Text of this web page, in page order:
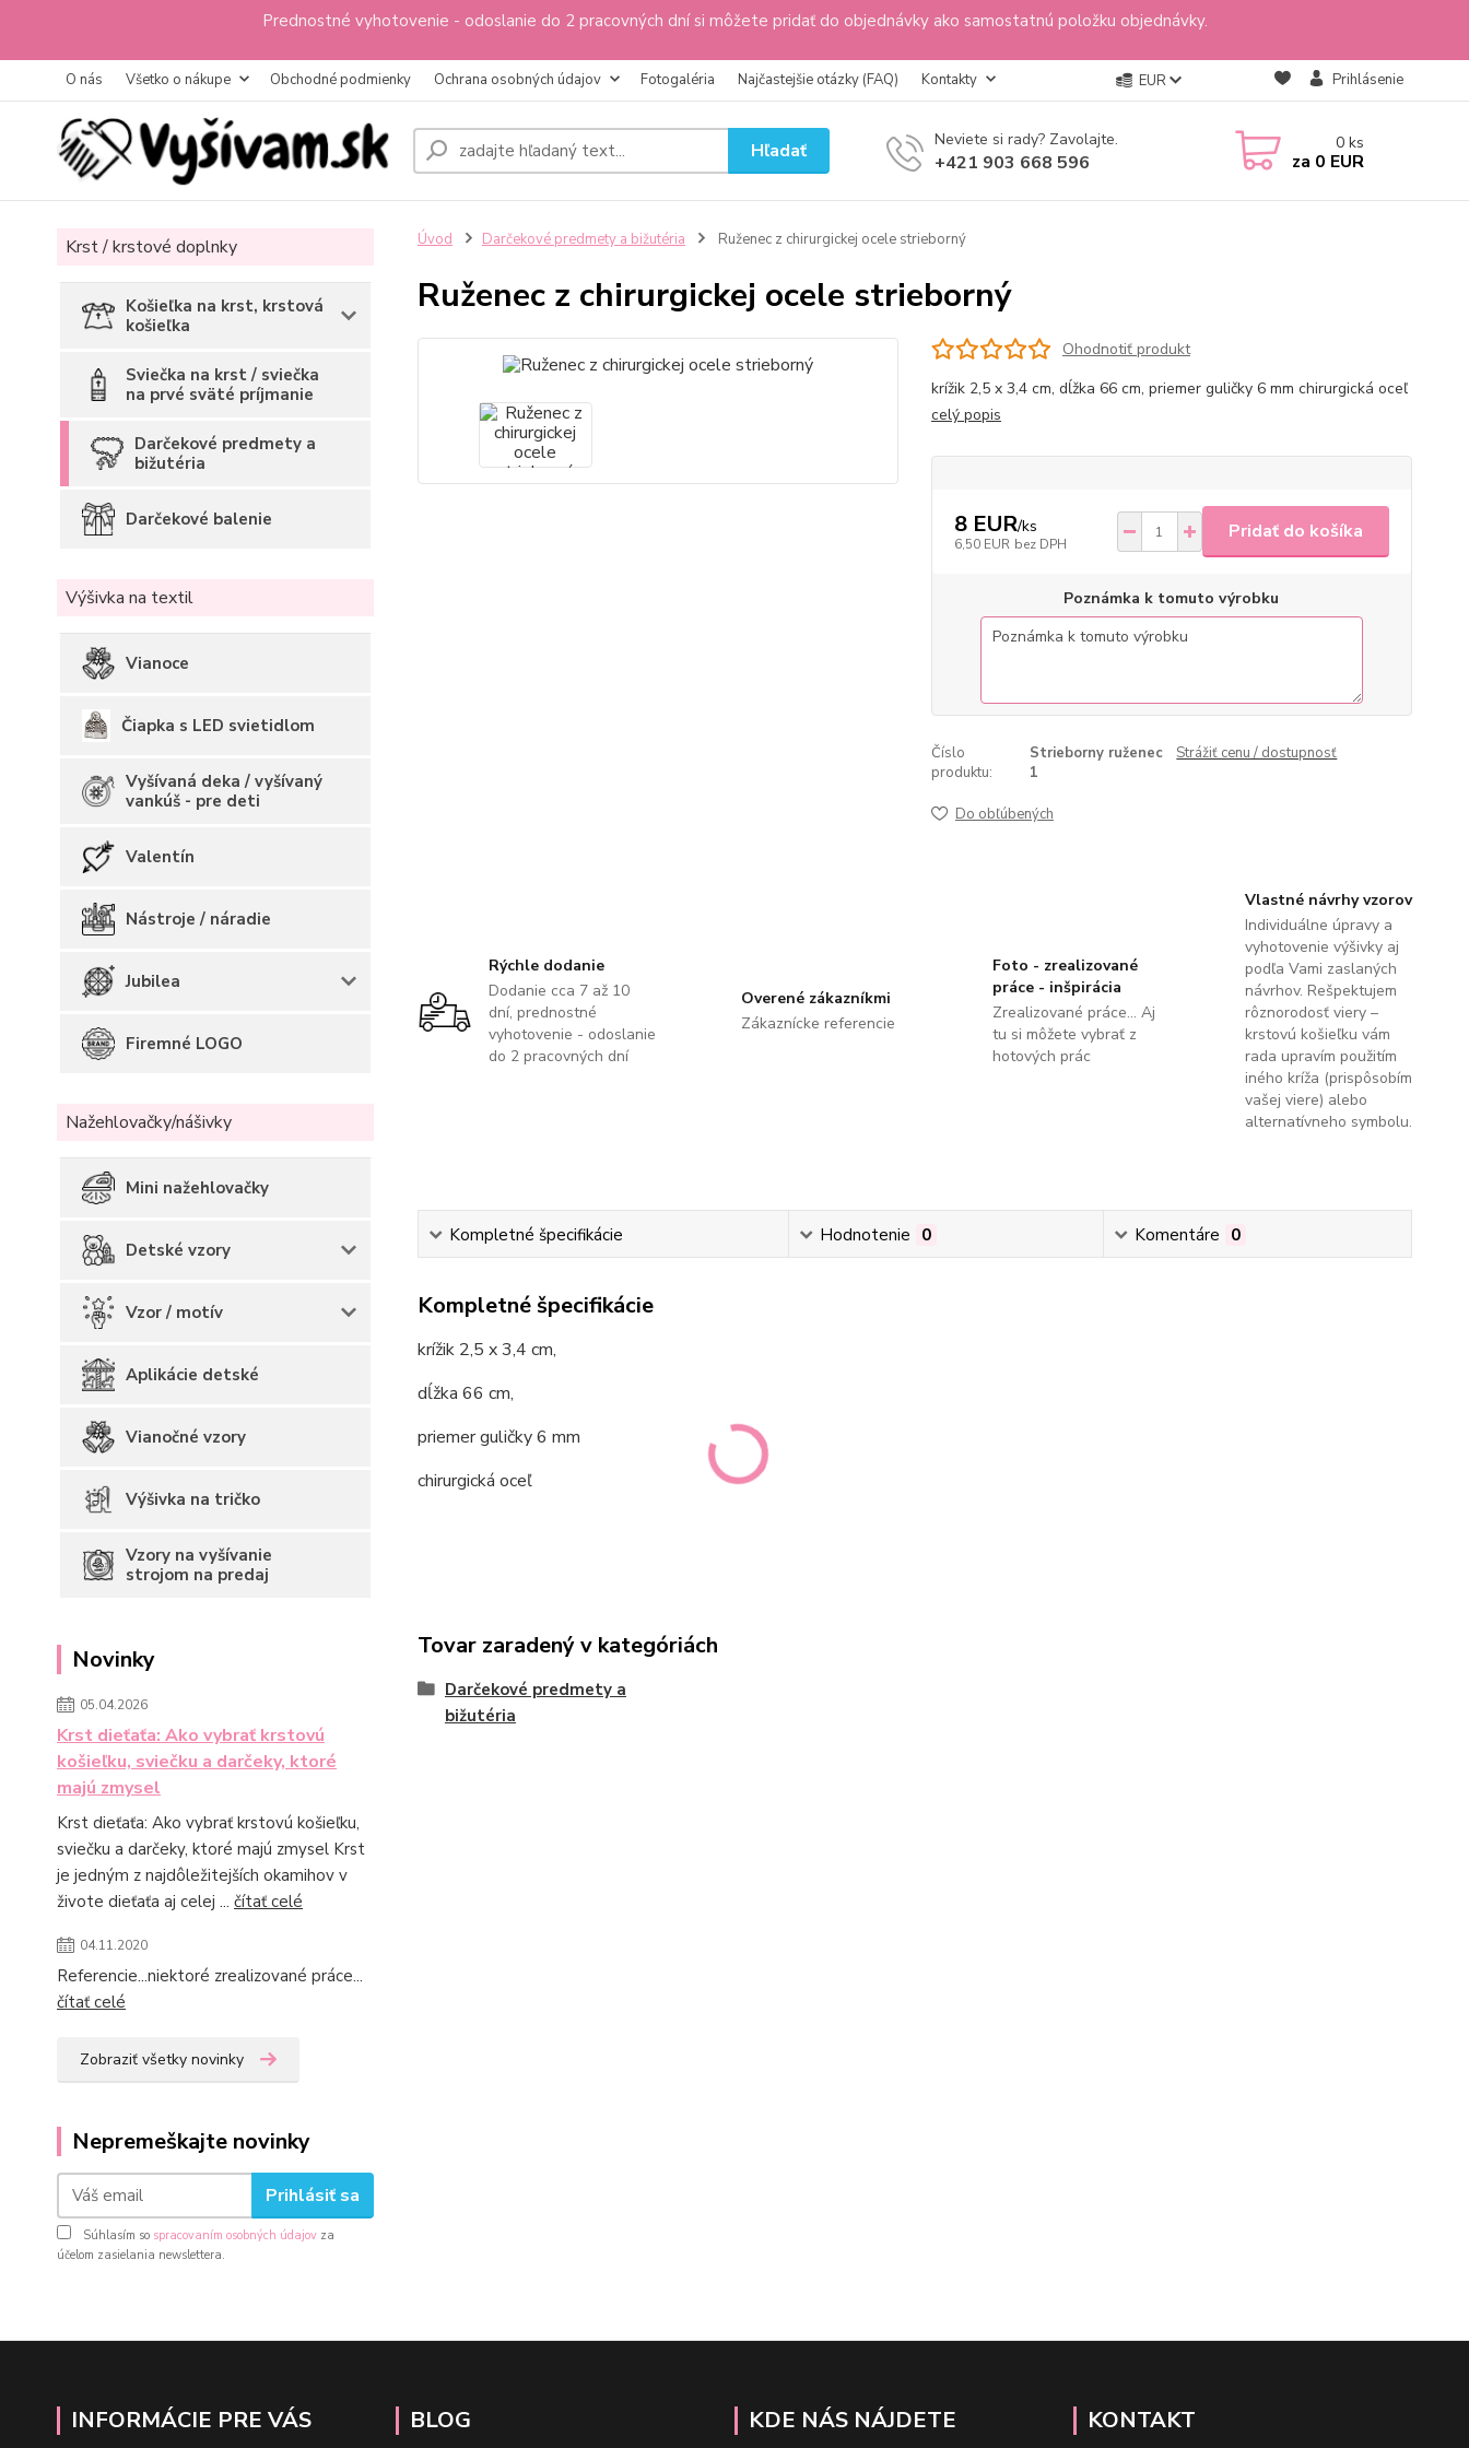
Prednostné vyhotovenie - odoslanie do 2 pracovných dní si môžete pridať do objednávky ako samostatnú položku objednávky.
O nás Všetko o nákupe Obchodné podmienky Ochrana osobných údajov Fotogaléria Najčastejšie otázky (FAQ) Kontakty EUR Prihlásenie
Hľadať Neviete si rady? Zavolajte.
+421 903 668 596
0 ks
za 0 EUR
Krst / krstové doplnky
Košieľka na krst, krstová
košieľka
Sviečka na krst / sviečka
na prvé sväté príjmanie
Darčekové predmety a
bižutéria
Darčekové balenie
Výšivka na textil
Vianoce
Čiapka s LED svietidlom
Vyšívaná deka / vyšívaný
vankúš - pre deti
Valentín
Nástroje / náradie
Jubilea
Firemné LOGO
Nažehlovačky/nášivky
Mini nažehlovačky
Detské vzory
Vzor / motív
Aplikácie detské
Vianočné vzory
Výšivka na tričko
Vzory na vyšívanie
strojom na predaj
Novinky
05.04.2026
Krst dieťaťa: Ako vybrať krstovú
košieľku, sviečku a darčeky, ktoré
majú zmysel
Krst dieťaťa: Ako vybrať krstovú košieľku,
sviečku a darčeky, ktoré majú zmysel Krst
je jedným z najdôležitejších okamihov v
živote dieťaťa aj celej ... čítať celé
04.11.2020
Referencie...niektoré zrealizované práce...
čítať celé
Zobraziť všetky novinky
Nepremeškajte novinky
Prihlásiť sa
Súhlasím so spracovaním osobných údajov za
účelom zasielania newslettera.
Úvod Darčekové predmety a bižutéria Ruženec z chirurgickej ocele strieborný
Ruženec z chirurgickej ocele strieborný
Ohodnotiť produkt
krížik 2,5 x 3,4 cm, dĺžka 66 cm, priemer guličky 6 mm chirurgická oceľ
celý popis
8 EUR/ks
6,50 EUR bez DPH
Pridať do košíka
Poznámka k tomuto výrobku
Číslo
produktu:
Strieborny ruženec
1
Strážiť cenu / dostupnosť
Do obľúbených
Rýchle dodanie
Dodanie cca 7 až 10
dní, prednostné
vyhotovenie - odoslanie
do 2 pracovných dní
Overené zákazníkmi
Zákaznícke referencie
Foto - zrealizované
práce - inšpirácia
Zrealizované práce... Aj
tu si môžete vybrať z
hotových prác
Vlastné návrhy vzorov
Individuálne úpravy a
vyhotovenie výšivky aj
podľa Vami zaslaných
návrhov. Rešpektujem
rôznorodosť viery –
krstovú košieľku vám
rada upravím použitím
iného kríža (prispôsobím
vašej viere) alebo
alternatívneho symbolu.
Kompletné špecifikácie Hodnotenie 0 Komentáre 0
Kompletné špecifikácie
krížik 2,5 x 3,4 cm,
dĺžka 66 cm,
priemer guličky 6 mm
chirurgická oceľ
Tovar zaradený v kategóriách
Darčekové predmety a
bižutéria
INFORMÁCIE PRE VÁS BLOG KDE NÁS NÁJDETE KONTAKT